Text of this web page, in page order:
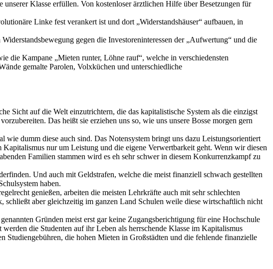
Klasse erfüllen. Von kostenloser ärztlichen Hilfe über Besetzungen für
Linke fest verankert ist und dort „Widerstandshäuser“ aufbauen, in
gegen die Investoreninteressen der „Aufwertung“ und die
die Kampane „Mieten runter, Löhne rauf“, welche in verschiedensten
gemalte Parolen, Volxküchen und unterschiedliche
Sicht auf die Welt einzutrichtern, die das kapitalistische System als die einzigst
Das heißt sie erziehen uns so, wie uns unsere Bosse morgen gern
dumm diese auch sind. Das Notensystem bringt uns dazu Leistungsorientiert
nur um Leistung und die eigene Verwertbarkeit geht. Wenn wir diesen
Familien stammen wird es eh sehr schwer in diesem Konkurrenzkampf zu
Und auch mit Geldstrafen, welche die meist finanziell schwach gestellten
haben.
genießen, arbeiten die meisten Lehrkräfte auch mit sehr schlechten
aber gleichzeitig im ganzen Land Schulen weile diese wirtschaftlich nicht
Gründen meist erst gar keine Zugangsberichtigung für eine Hochschule
die Studenten auf ihr Leben als herrschende Klasse im Kapitalismus
Studiengebühren, die hohen Mieten in Großstädten und die fehlende finanzielle